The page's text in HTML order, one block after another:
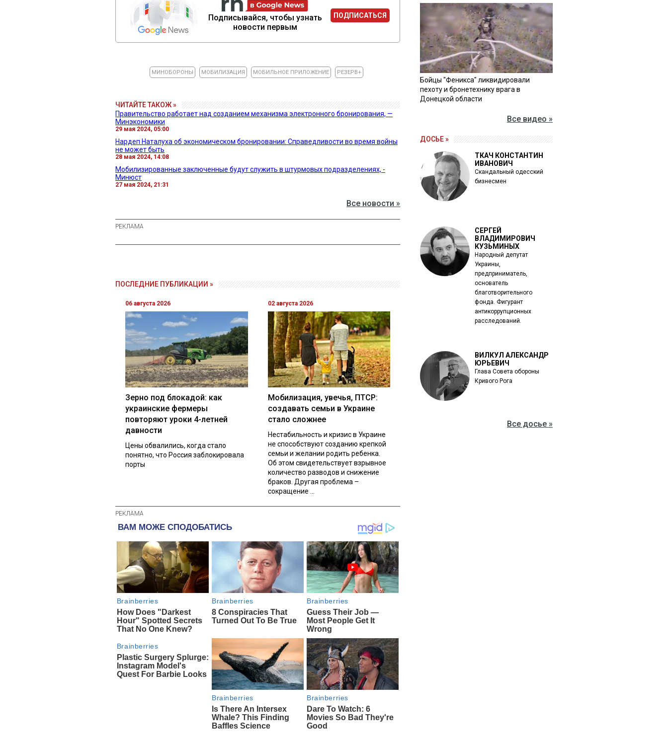
Подписывайся, чтобы узнать
новости первым
ПОДПИСАТЬСЯ
МИНОБОРОНЫ МОБИЛИЗАЦИЯ МОБИЛЬНОЕ ПРИЛОЖЕНИЕ РЕЗЕРВ+
ЧИТАЙТЕ ТАКОЖ »
Правительство работает над созданием механизма электронного бронирования, —
Минэкономики
29 мая 2024, 05:00
Нардеп Наталуха об экономическом бронировании: Справедливости во время войны
не может быть
28 мая 2024, 14:08
Мобилизированные заключенные будут служить в штурмовых подразделениях, -
Минюст
27 мая 2024, 21:31
Все новости »
ПОСЛЕДНИЕ ПУБЛИКАЦИИ »
06 августа 2026
Зерно под блокадой: как
украинские фермеры
повторяют уроки 4-летней
давности
Цены обвалились, когда стало
понятно, что Россия заблокировала
порты
02 августа 2026
Мобилизация, увечья, ПТСР:
создавать семьи в Украине
стало сложнее
Нестабильность и кризис в Украине
не способствуют созданию крепкой
семьи и желании родить ребенка.
Об этом свидетельствует взрывное
количество разводов и снижение
браков. Другая проблема –
сокращение ...
Бойцы "Феникса" ликвидировали
пехоту и бронетехнику врага в
Донецкой области
Все видео »
ДОСЬЕ »
ТКАЧ КОНСТАНТИН
ИВАНОВИЧ
Скандальный одесский
бизнесмен
СЕРГЕЙ
ВЛАДИМИРОВИЧ
КУЗЬМИНЫХ
Народный депутат
Украины,
предприниматель,
основатель
благотворительного
фонда. Фигурант
антикоррупционных
расследований.
ВИЛКУЛ АЛЕКСАНДР
ЮРЬЕВИЧ
Глава Совета обороны
Кривого Рога
Все досье »